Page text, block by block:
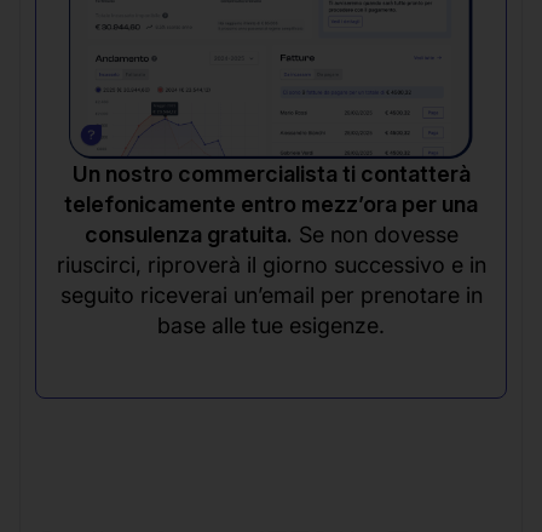
Un nostro commercialista ti contatterà
telefonicamente entro mezz’ora per una
consulenza gratuita. Se non dovesse
riuscirci, riproverà il giorno successivo e in
seguito riceverai un’email per prenotare in
base alle tue esigenze.